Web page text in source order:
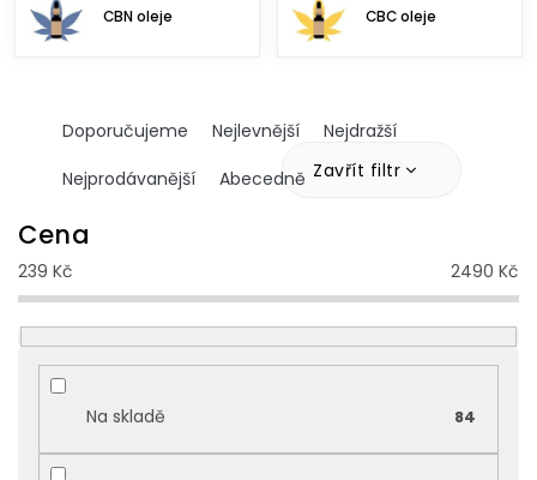
CBN oleje CBC oleje
Ř
a
n
í
p
r
o
d
u
ů
Doporučujeme Nejlevnější
Nejdražší
Nejprodávanější
Abecedně Zavřít filtr
Cena
239 Kč 2490 Kč
Na skladě 84